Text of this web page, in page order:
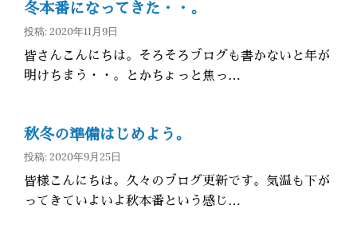
冬本番になってきた・・。
投稿: 2020年11月9日
皆さんこんにちは。そろそろブログも書かないと年が
明けちまう・・。とかちょっと焦っ…
秋冬の準備はじめよう。
投稿: 2020年9月25日
皆様こんにちは。久々のブログ更新です。気温も下が
ってきていよいよ秋本番という感じ…